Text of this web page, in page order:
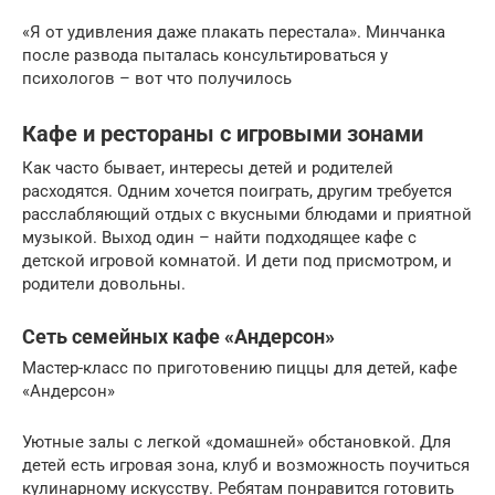
«Я от удивления даже плакать перестала». Минчанка
после развода пыталась консультироваться у
психологов – вот что получилось
Кафе и рестораны с игровыми зонами
Как часто бывает, интересы детей и родителей
расходятся. Одним хочется поиграть, другим требуется
расслабляющий отдых с вкусными блюдами и приятной
музыкой. Выход один – найти подходящее кафе с
детской игровой комнатой. И дети под присмотром, и
родители довольны.
Сеть семейных кафе «Андерсон»
Мастер-класс по приготовению пиццы для детей, кафе
«Андерсон»
Уютные залы с легкой «домашней» обстановкой. Для
детей есть игровая зона, клуб и возможность поучиться
кулинарному искусству. Ребятам понравится готовить